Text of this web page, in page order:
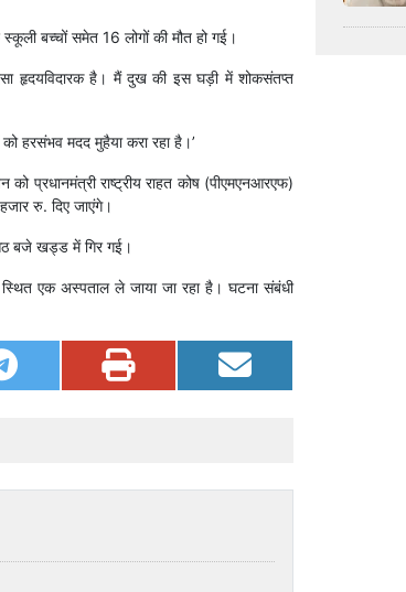
बच्चों समेत 16 लोगों की मौत हो गई।
हृदयविदारक है। मैं दुख की इस घड़ी में शोकसंतप्त
हरसंभव मदद मुहैया करा रहा है।’
को प्रधानमंत्री राष्ट्रीय राहत कोष (पीएमएनआरएफ)
रु. दिए जाएंगे।
बजे खड्ड में गिर गई।
एक अस्पताल ले जाया जा रहा है। घटना संबंधी